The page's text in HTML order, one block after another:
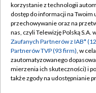
Abonament TVP
Emisja w TVP
Centrum informacji
Naziemna Telewizja
korzystanie z technologii
dostęp do informacji na
przechowywanie oraz na
nas, czyli Telewizję Polską S.A.
Zaufanych Partnerów z IAB*
Partnerów TVP (93 firm), w
zautomatyzowanego
mierzenia ich skuteczności) i
także zgody na udostępnianie